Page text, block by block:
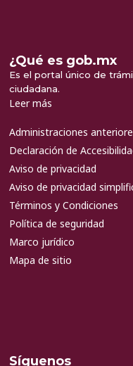
¿Qué es gob.mx
Es el portal único de
ciudadana.
Leer más
Administraciones
Declaración de
Aviso de privacidad
Aviso de privacidad
Términos y Condiciones
Política de seguridad
Marco jurídico
Mapa de sitio
Síguenos